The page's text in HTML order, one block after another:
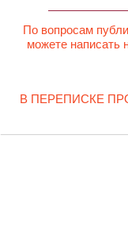
По вопросам
можете написать
В ПЕРЕПИСКЕ